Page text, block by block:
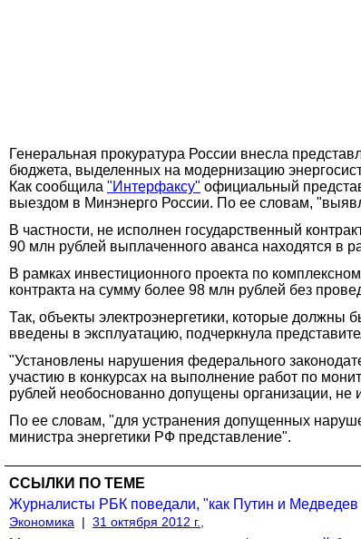
Генеральная прокуратура России внесла
бюджета, выделенных на модернизацию
Как сообщила "Интерфаксу" официальный
выездом в Минэнерго России. По ее словам,
В частности, не исполнен государственный
90 млн рублей выплаченного аванса находятся в
В рамках инвестиционного проекта по
контракта на сумму более 98 млн рублей без
Так, объекты электроэнергетики, которые должны
введены в эксплуатацию, подчеркнула
"Установлены нарушения федерального
участию в конкурсах на выполнение работ по
рублей необоснованно допущены организации,
По ее словам, "для устранения допущенных
министра энергетики РФ представление".
ССЫЛКИ ПО ТЕМЕ
Журналисты РБК поведали, "как Путин и Медведев
Экономика | 31 октября 2012 г.,